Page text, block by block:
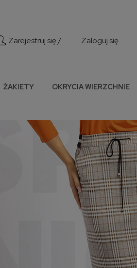
Zarejestruj się / Zaloguj się
ŻAKIETY OKRYCIA WIERZCHNIE